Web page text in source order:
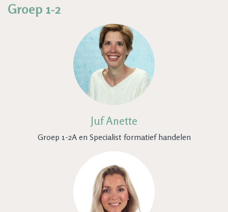
Groep 1-2
Juf Anette
Groep 1-2A en Specialist formatief handelen